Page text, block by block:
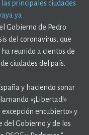
principales ciudades
ya
Gobierno de Pedro
del coronavirus, que
reunido a cientos de
ciudades del país.
y haciendo sonar
«¡Libertad!»
excepción encubierto» y
del Gobierno y de los